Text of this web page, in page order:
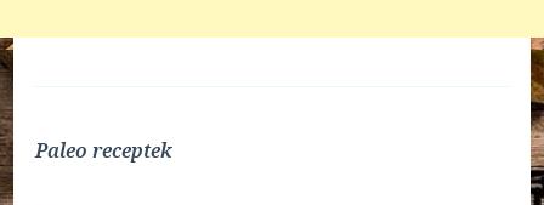
Paleo receptek